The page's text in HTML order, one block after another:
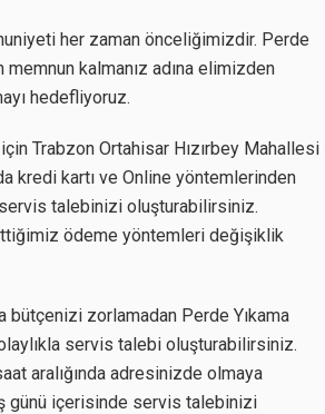
her zaman önceliğimizdir. Perde
kalmanız adına elimizden
hedefliyoruz.
Trabzon Ortahisar Hızırbey Mahallesi
kredi kartı ve Online yöntemlerinden
talebinizi oluşturabilirsiniz.
ödeme yöntemleri değişiklik
bütçenizi zorlamadan Perde Yıkama
servis talebi oluşturabilirsiniz.
aralığında adresinizde olmaya
günü içerisinde servis talebinizi